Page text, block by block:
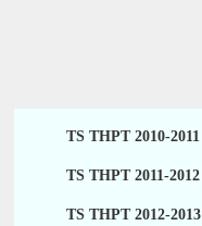
TS THPT 2010-2011
TS THPT 2011-2012
TS THPT 2012-2013